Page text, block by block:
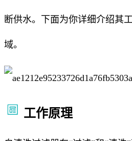
断供水。下面为你详细介绍其
域。
工作原理